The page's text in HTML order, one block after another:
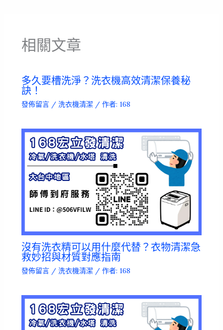
相關文章
多久要槽洗淨？洗衣機高效清潔保養秘
訣！
發佈留言 / 洗衣機清潔 / 作者: 168
沒有洗衣精可以用什麼代替？衣物清潔急
救妙招與材質對應指南
發佈留言 / 洗衣機清潔 / 作者: 168